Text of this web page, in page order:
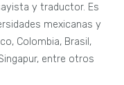
y traductor. Es
mexicanas y
Colombia, Brasil,
entre otros